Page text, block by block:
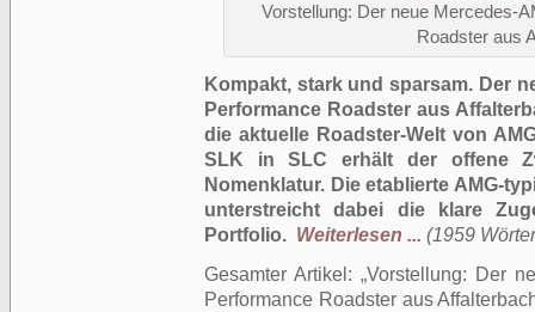
Vorstellung: Der neue Mercedes-
Roadster aus
Kompakt, stark und sparsam. Der
Performance Roadster aus
die aktuelle Roadster-Welt von
SLK in SLC erhält der offene
Nomenklatur. Die etablierte AMG-
unterstreicht dabei die klare
Portfolio. Weiterlesen ... (1959
Gesamter Artikel:
Vorstellung: Der
Performance Roadster aus